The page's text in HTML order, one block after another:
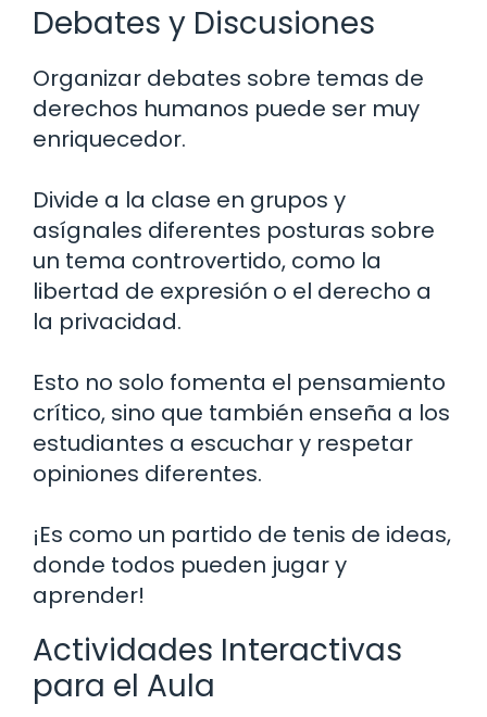
Debates y Discusiones
Organizar debates sobre temas de
derechos humanos puede ser muy
enriquecedor.
Divide a la clase en grupos y
asígnales diferentes posturas sobre
un tema controvertido, como la
libertad de expresión o el derecho a
la privacidad.
Esto no solo fomenta el pensamiento
crítico, sino que también enseña a los
estudiantes a escuchar y respetar
opiniones diferentes.
¡Es como un partido de tenis de ideas,
donde todos pueden jugar y
aprender!
Actividades Interactivas
para el Aula